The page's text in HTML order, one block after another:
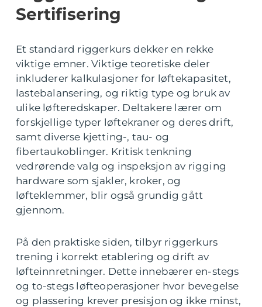
Sertifisering
Et standard riggerkurs dekker en rekke
viktige emner. Viktige teoretiske deler
inkluderer kalkulasjoner for løftekapasitet,
lastebalansering, og riktig type og bruk av
ulike løfteredskaper. Deltakere lærer om
forskjellige typer løftekraner og deres drift,
samt diverse kjetting-, tau- og
fibertaukoblinger. Kritisk tenkning
vedrørende valg og inspeksjon av rigging
hardware som sjakler, kroker, og
løfteklemmer, blir også grundig gått
gjennom.
På den praktiske siden, tilbyr riggerkurs
trening i korrekt etablering og drift av
løfteinnretninger. Dette innebærer en-stegs
og to-stegs løfteoperasjoner hvor bevegelse
og plassering krever presisjon og ikke minst,